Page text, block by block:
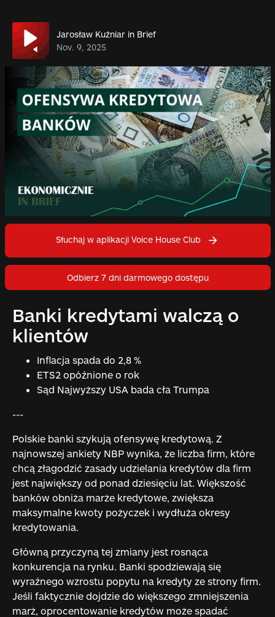
Jarosław Kuźniar in Brief
Nov. 9, 2025
Słuchaj w aplikacji Voice House Club
Odbierz 7 dni darmowego dostępu
Banki kredytami walczą o
klientów
Inflacja spada do 2,8 %
ETS2 opóźnione o rok
Sąd Najwyższy USA bada cła Trumpa
---
Polskie banki szykują ofensywę kredytową. Z
najnowszej ankiety NBP wynika, że liczba firm, które
chcą złagodzić zasady udzielania kredytów dla firm
jest największy od ponad dziesięciu lat. Większość
banków obniża marże kredytowe, zwiększa
maksymalne kwoty pożyczek i wydłuża okresy
kredytowania.
Główną przyczyną tej zmiany jest rosnąca
konkurencja na rynku. Banki spodziewają się
wyraźnego wzrostu popytu na kredyty ze strony firm.
Jeśli faktycznie dojdzie do większego zmniejszenia
marż, oprocentowanie kredytów może spadać